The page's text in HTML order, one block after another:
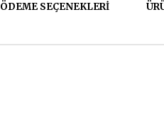
ÖDEME SEÇENEKLERI